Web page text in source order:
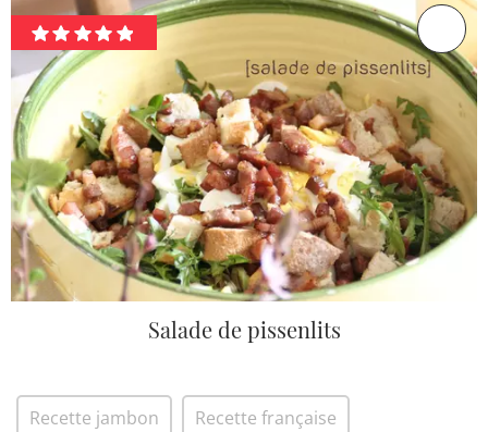
Salade de pissenlits
Recette jambon Recette française